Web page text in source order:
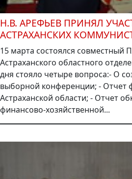
Н.В. АРЕФЬЕВ ПРИНЯЛ
АСТРАХАНСКИХ
15 марта состоялся совместный
Астраханского областного
дня стояло четыре вопроса:- О
выборной конференции; - Отчет
Астраханской области; - Отчет
финансово-хозяйственной...